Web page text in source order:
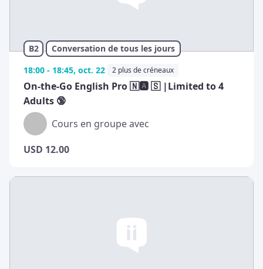
B2
Conversation de tous les jours
18:00 - 18:45, oct. 22
2 plus de créneaux
On-the-Go English Pro 🇳🅰️ 🇸 |Limited to 4
Adults 🔞
Cours en groupe avec
USD 12.00